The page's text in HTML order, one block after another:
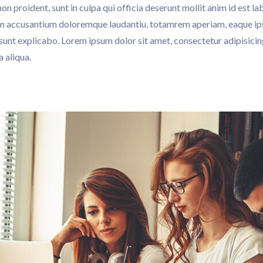
proident, sunt in culpa qui officia deserunt mollit anim id est
accusantium doloremque laudantiu, totamrem aperiam, eaque
explicabo. Lorem ipsum dolor sit amet, consectetur
aliqua.